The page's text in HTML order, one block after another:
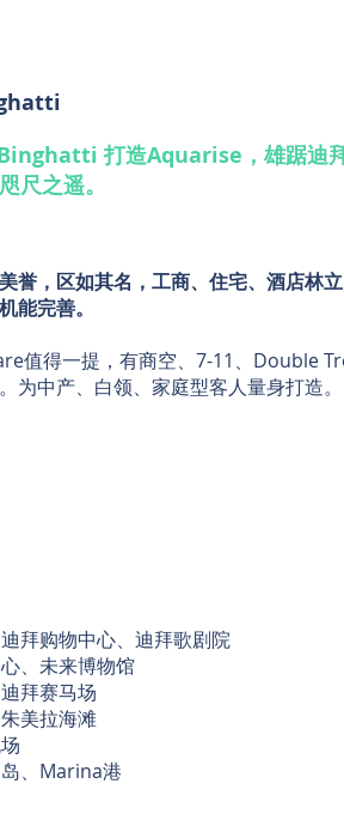
打造Aquarise，雄踞迪
尺之遥。
誉，区如其名，工商、住宅、酒店林
能完善。
值得一提，有商空、7-11、Double
为中产、白领、家庭型客人量身打造。
拜购物中心、迪拜歌剧院
、未来博物馆
拜赛马场
美拉海滩
、Marina港